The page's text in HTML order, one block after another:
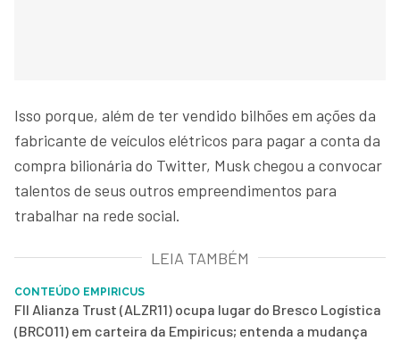
Isso porque, além de ter vendido bilhões em ações da
fabricante de veículos elétricos para pagar a conta da
compra bilionária do Twitter, Musk chegou a convocar
talentos de seus outros empreendimentos para
trabalhar na rede social.
LEIA TAMBÉM
CONTEÚDO EMPIRICUS
FII Alianza Trust (ALZR11) ocupa lugar do Bresco Logística
(BRCO11) em carteira da Empiricus; entenda a mudança